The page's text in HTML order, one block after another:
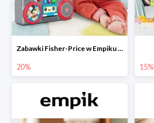
Zabawki Fisher-Price w Empiku do -20%
20% 15%